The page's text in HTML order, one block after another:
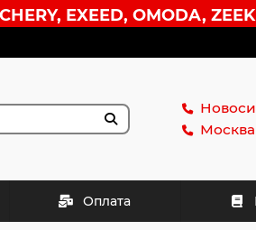
EXEED, OMODA,
Москва
Оплата